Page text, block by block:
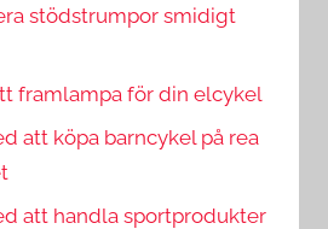
stödstrumpor smidigt
framlampa för din elcykel
att köpa barncykel på rea
att handla sportprodukter